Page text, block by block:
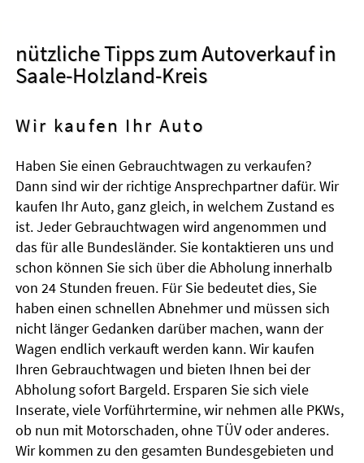
nützliche Tipps zum Autoverkauf in
Saale-Holzland-Kreis
Wir kaufen Ihr Auto
Haben Sie einen Gebrauchtwagen zu verkaufen?
Dann sind wir der richtige Ansprechpartner dafür. Wir
kaufen Ihr Auto, ganz gleich, in welchem Zustand es
ist. Jeder Gebrauchtwagen wird angenommen und
das für alle Bundesländer. Sie kontaktieren uns und
schon können Sie sich über die Abholung innerhalb
von 24 Stunden freuen. Für Sie bedeutet dies, Sie
haben einen schnellen Abnehmer und müssen sich
nicht länger Gedanken darüber machen, wann der
Wagen endlich verkauft werden kann. Wir kaufen
Ihren Gebrauchtwagen und bieten Ihnen bei der
Abholung sofort Bargeld. Ersparen Sie sich viele
Inserate, viele Vorführtermine, wir nehmen alle PKWs,
ob nun mit Motorschaden, ohne TÜV oder anderes.
Wir kommen zu den gesamten Bundesgebieten und